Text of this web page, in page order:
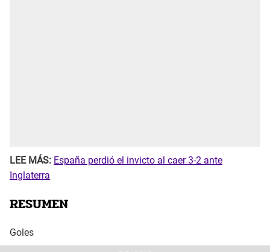
LEE MÁS: España perdió el invicto al caer 3-2 ante
Inglaterra
RESUMEN
Goles